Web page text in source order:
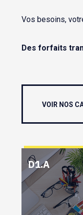
Vos besoins,
Des forfaits
VOIR NOS
D1.A